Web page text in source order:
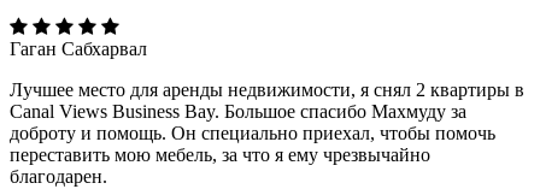
Гаган Сабхарвал
Лучшее место для аренды недвижимости, я снял 2 квартиры в
Canal Views Business Bay. Большое спасибо Махмуду за
доброту и помощь. Он специально приехал, чтобы помочь
переставить мою мебель, за что я ему чрезвычайно
благодарен.